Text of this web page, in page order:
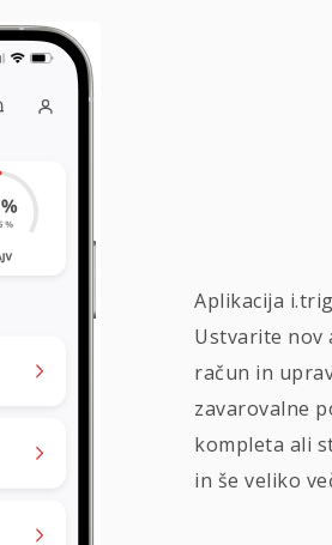
Aplikacija
Ustvarite nov
račun in
zavarovalne
kompleta ali
in še veliko